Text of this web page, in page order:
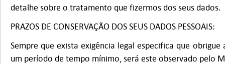
detalhe sobre o tratamento que fizermos dos seus dados.
PRAZOS DE CONSERVAÇÃO DOS SEUS DADOS PESSOAIS:
Sempre que exista exigência legal especifica que
um período de tempo mínimo, será este observado pelo